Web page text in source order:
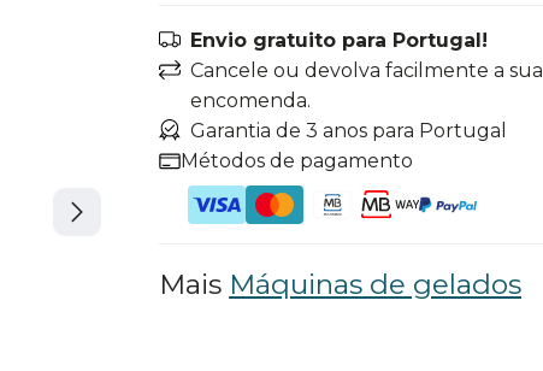
Envio gratuito para Portugal!
Cancele ou devolva facilmente a sua
encomenda.
Garantia de 3 anos para Portugal
Métodos de pagamento
Mais Máquinas de gelados